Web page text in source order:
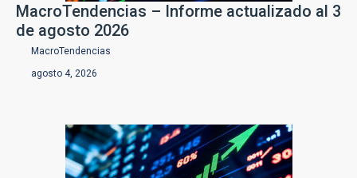
MacroTendencias – Informe actualizado al 3
de agosto 2026
MacroTendencias
agosto 4, 2026